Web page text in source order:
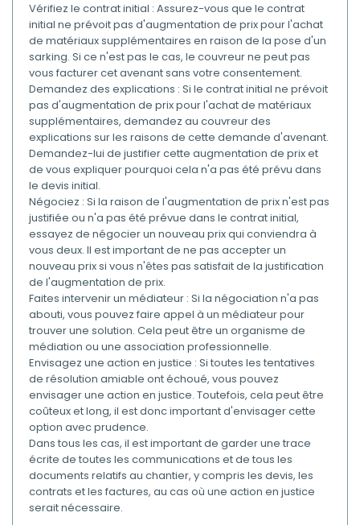
Vérifiez le contrat initial : Assurez-vous que le contrat
initial ne prévoit pas d'augmentation de prix pour l'achat
de matériaux supplémentaires en raison de la pose d'un
sarking. Si ce n'est pas le cas, le couvreur ne peut pas
vous facturer cet avenant sans votre consentement.
Demandez des explications : Si le contrat initial ne prévoit
pas d'augmentation de prix pour l'achat de matériaux
supplémentaires, demandez au couvreur des
explications sur les raisons de cette demande d'avenant.
Demandez-lui de justifier cette augmentation de prix et
de vous expliquer pourquoi cela n'a pas été prévu dans
le devis initial.
Négociez : Si la raison de l'augmentation de prix n'est pas
justifiée ou n'a pas été prévue dans le contrat initial,
essayez de négocier un nouveau prix qui conviendra à
vous deux. Il est important de ne pas accepter un
nouveau prix si vous n'êtes pas satisfait de la justification
de l'augmentation de prix.
Faites intervenir un médiateur : Si la négociation n'a pas
abouti, vous pouvez faire appel à un médiateur pour
trouver une solution. Cela peut être un organisme de
médiation ou une association professionnelle.
Envisagez une action en justice : Si toutes les tentatives
de résolution amiable ont échoué, vous pouvez
envisager une action en justice. Toutefois, cela peut être
coûteux et long, il est donc important d'envisager cette
option avec prudence.
Dans tous les cas, il est important de garder une trace
écrite de toutes les communications et de tous les
documents relatifs au chantier, y compris les devis, les
contrats et les factures, au cas où une action en justice
serait nécessaire.